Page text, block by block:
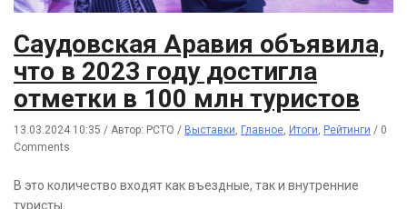
Саудовская Аравия объявила,
что в 2023 году достигла
отметки в 100 млн туристов
13.03.2024 10:35 / Автор: РСТО / Выставки, Главное, Итоги, Рейтинги / 0
Comments
В это количество входят как въездные, так и внутренние
туристы.